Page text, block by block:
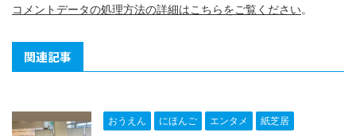
コメントデータの処理方法の詳細はこちらをご覧ください。
関連記事
おうえん にほんご エンタメ 紙芝居